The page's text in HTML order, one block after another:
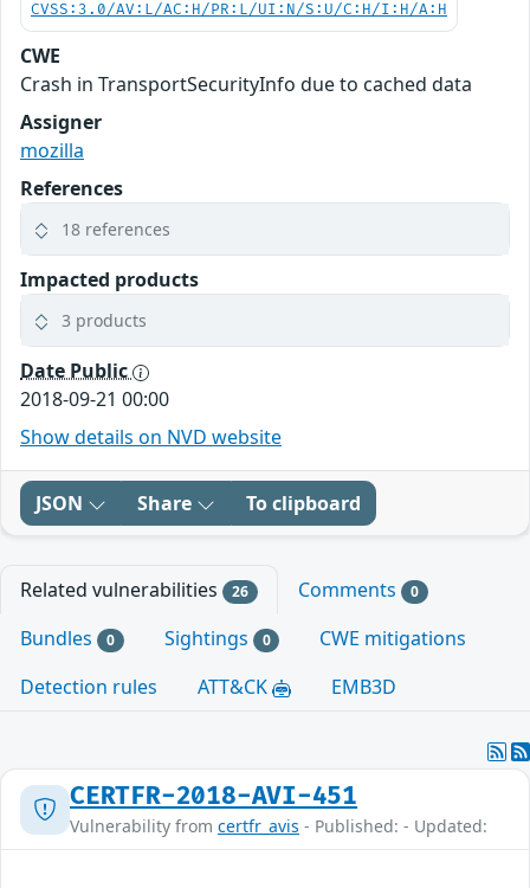
CVSS:3.0/AV:L/AC:H/PR:L/UI:N/S:U/C:H/I:H/A:H
CWE
Crash in TransportSecurityInfo due to cached data
Assigner
mozilla
References
18 references
Impacted products
3 products
Date Public
2018-09-21 00:00
Show details on NVD website
JSON Share To clipboard
Related vulnerabilities 26 Comments 0
Bundles 0 Sightings 0
CWE mitigations
Detection rules
ATT&CK EMB3D
CERTFR-2018-AVI-451
Vulnerability from certfr_avis - Published: - Updated: